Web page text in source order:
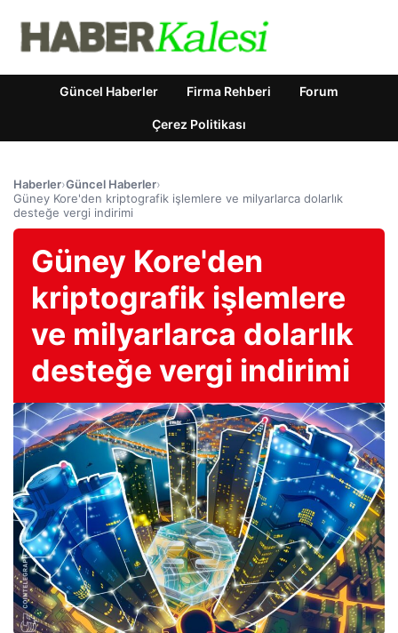
Güncel Haberler Firma Rehberi Forum
Çerez Politikası
Haberler›Güncel Haberler›
Güney Kore'den kriptografik işlemlere ve milyarlarca dolarlık
desteğe vergi indirimi
Güney Kore'den
kriptografik işlemlere
ve milyarlarca dolarlık
desteğe vergi indirimi